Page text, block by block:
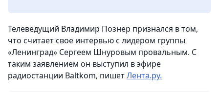
Телеведущий Владимир Познер признался в том,
что считает свое интервью с лидером группы
«Ленинград» Сергеем Шнуровым провальным. С
таким заявлением он выступил в эфире
радиостанции Baltkom, пишетЛента.ру.